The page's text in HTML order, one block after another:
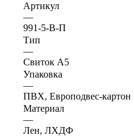
Артикул
—
991-5-В-П
Тип
—
Свиток А5
Упаковка
—
ПВХ, Европодвес-картон
Материал
—
Лен, ЛХДФ